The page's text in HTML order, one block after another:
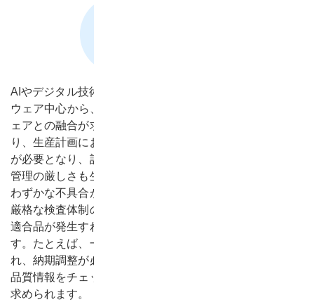
AIやデジタル技術の進展により、医療機器は従来のハード
ウェア中心から、データ統合やAI解析を活用したソフトウ
ェアとの融合が求められるようになっています。これによ
り、生産計画においても新たな技術や製品ラインへの対応
が必要となり、計画の複雑性が増しています。また、品質
管理の厳しさも生産管理業務の負担を大きくしています。
わずかな不具合が患者の生命に関わるため、生産現場では
厳格な検査体制のもとで品質を確保しなければならず、不
適合品が発生すれば、その影響は生産計画全体に波及しま
す。たとえば、一つの部品に問題が見つかれば、出荷が遅
れ、納期調整が必要となるため、生産管理担当者は、常に
品質情報をチェックし、迅速な判断と柔軟な計画の変更を
求められます。